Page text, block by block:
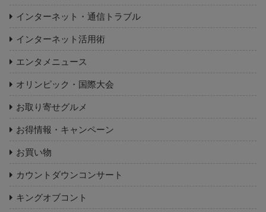
インターネット・通信トラブル
インターネット活用術
エンタメニュース
オリンピック・国際大会
お取り寄せグルメ
お得情報・キャンペーン
お買い物
カウントダウンコンサート
キングオブコント